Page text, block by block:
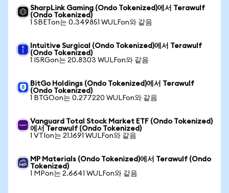
SharpLink Gaming (Ondo Tokenized)에서 Terawulf
(Ondo Tokenized)
1 SBETon는 0.349851 WULFon와 같음
Intuitive Surgical (Ondo Tokenized)에서 Terawulf
(Ondo Tokenized)
1 ISRGon는 20.8303 WULFon와 같음
BitGo Holdings (Ondo Tokenized)에서 Terawulf
(Ondo Tokenized)
1 BTGOon는 0.277220 WULFon와 같음
Vanguard Total Stock Market ETF (Ondo Tokenized)
에서 Terawulf (Ondo Tokenized)
1 VTIon는 21.1691 WULFon와 같음
MP Materials (Ondo Tokenized)에서 Terawulf (Ondo
Tokenized)
1 MPon는 2.6641 WULFon와 같음